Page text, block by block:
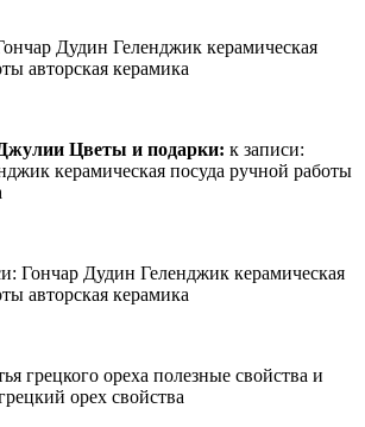
Дудин Геленджик керамическая
авторская керамика
Цветы и подарки: к записи:
керамическая посуда ручной работы
Гончар Дудин Геленджик керамическая
авторская керамика
грецкого ореха полезные свойства и
орех свойства